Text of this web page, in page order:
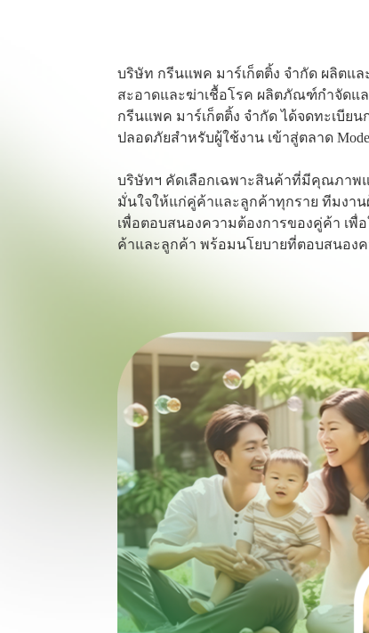
บริษัท กรีนแพค มาร์เก็ตติ้ง จำกัด ผลิตแ
สะอาดและฆ่าเชื้อโรค ผลิตภัณฑ์กำจัดแ
กรีนแพค มาร์เก็ตติ้ง จำกัด ได้จดทะเบีย
ปลอดภัยสำหรับผู้ใช้งาน เข้าสู่ตลาด
บริษัทฯ คัดเลือกเฉพาะสินค้าที่มีคุณภาพแ
มั่นใจให้แก่คู่ค้าและลูกค้าทุกราย ทีมงา
เพื่อตอบสนองความต้องการของคู่ค้า เพื่
ค้าและลูกค้า พร้อมนโยบายที่ตอบสนอง